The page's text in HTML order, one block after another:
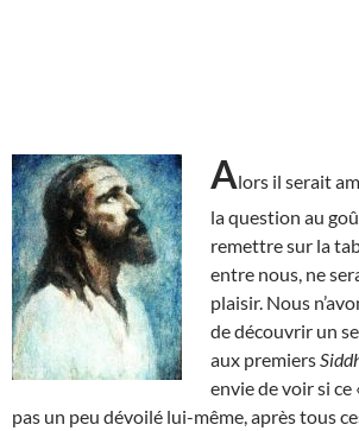
Alors il serait
la question au
remettre sur la
entre nous, ne
plaisir. Nous
de découvrir un
aux premiers
envie de voir si ce
pas un peu dévoilé lui-même, après tous